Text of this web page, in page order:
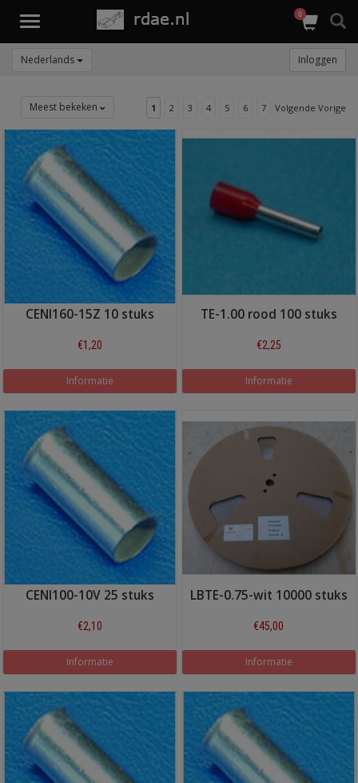
Toggle
0
Nederlands Inloggen
Meest bekeken 1 2 3 4 5 6 7 Volgende Vorige
CENI160-15Z 10 stuks
€1,20
Informatie
TE-1.00 rood 100 stuks
€2,25
Informatie
CENI100-10V 25 stuks
€2,10
Informatie
LBTE-0.75-wit 10000 stuks
€45,00
Informatie